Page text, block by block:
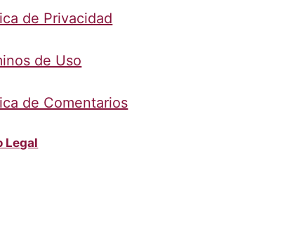
de Privacidad
de Uso
de Comentarios
Legal